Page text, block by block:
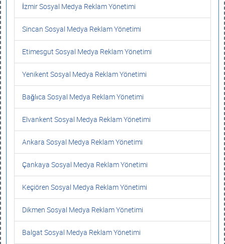
İzmir Sosyal Medya Reklam Yönetimi
Sincan Sosyal Medya Reklam Yönetimi
Etimesgut Sosyal Medya Reklam Yönetimi
Yenikent Sosyal Medya Reklam Yönetimi
Bağlıca Sosyal Medya Reklam Yönetimi
Elvankent Sosyal Medya Reklam Yönetimi
Ankara Sosyal Medya Reklam Yönetimi
Çankaya Sosyal Medya Reklam Yönetimi
Keçiören Sosyal Medya Reklam Yönetimi
Dikmen Sosyal Medya Reklam Yönetimi
Balgat Sosyal Medya Reklam Yönetimi